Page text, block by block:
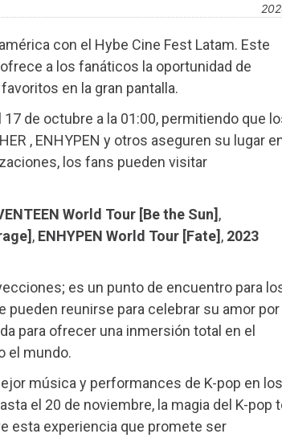
con el Hybe Cine Fest Latam. Este
a los fanáticos la oportunidad de
en la gran pantalla.
de octubre a la 01:00, permitiendo que
, ENHYPEN y otros aseguren su lugar
los fans pueden visitar
World Tour [Be the Sun] ,
, ENHYPEN World Tour [Fate] , 2023
es un punto de encuentro para
pueden reunirse para celebrar su amor por
para ofrecer una inmersión total en el
el mundo.
música y performances de K-pop en los
el 20 de noviembre, la magia del K-pop
esta experiencia que promete ser